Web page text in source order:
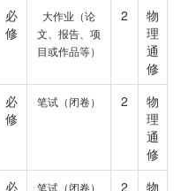
必
修
大作业（论
文、报告、项
目或作品等）
2
物
理
通
修
必
修
笔试（闭卷） 2
物
理
通
修
必 笔试（闭卷） 2 物